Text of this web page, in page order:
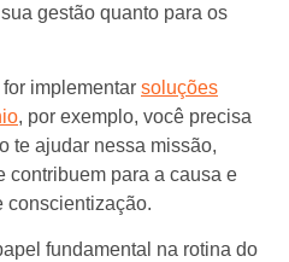
gestão quanto para os
implementar soluções
, por exemplo, você precisa
te ajudar nessa missão,
contribuem para a causa e
conscientização.
fundamental na rotina do